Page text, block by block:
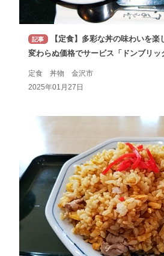
記事
【定食】多彩な丼の味わいを楽
変わらぬ価格でサービス「ドンブリッ
定食 丼物 金沢市
2025年01月27日